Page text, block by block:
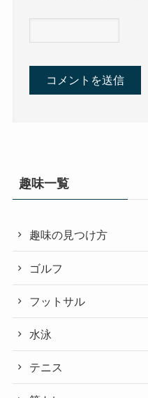
趣味一覧
趣味の見つけ方
ゴルフ
フットサル
水泳
テニス